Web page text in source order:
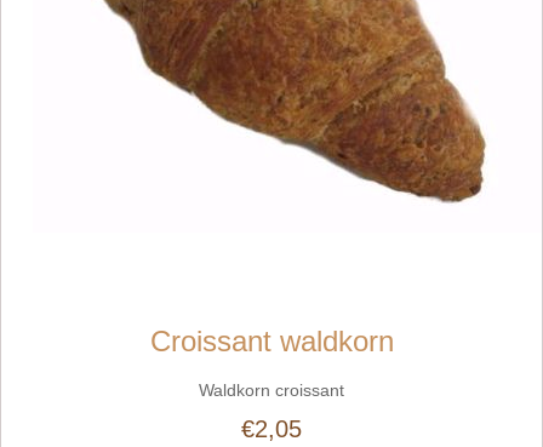
Croissant waldkorn
Waldkorn croissant
€2,05